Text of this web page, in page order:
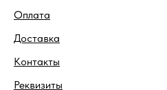
Оплата
Доставка
Контакты
Реквизиты